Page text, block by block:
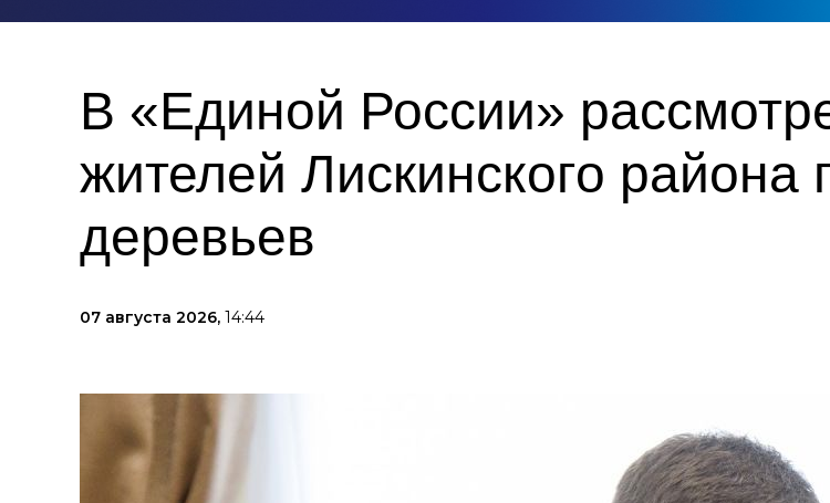
В «Единой России»
жителей Лискинского района
деревьев
07 августа 2026, 14:44